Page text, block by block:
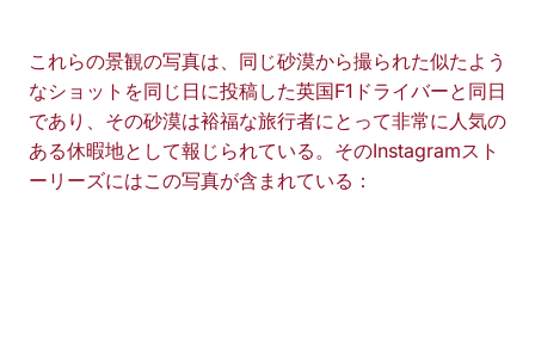
これらの景観の写真は、同じ砂漠から撮られた似たよう
なショットを同じ日に投稿した英国F1ドライバーと同日
であり、その砂漠は裕福な旅行者にとって非常に人気の
ある休暇地として報じられている。そのInstagramスト
ーリーズにはこの写真が含まれている：